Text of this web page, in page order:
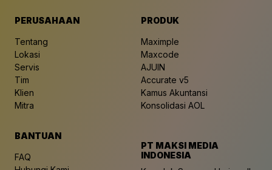
PERUSAHAAN
Tentang
Lokasi
Servis
Tim
Klien
Mitra
PRODUK
Maximple
Maxcode
AJUIN
Accurate v5
Kamus Akuntansi
Konsolidasi AOL
BANTUAN
FAQ
PT MAKSI MEDIA
INDONESIA